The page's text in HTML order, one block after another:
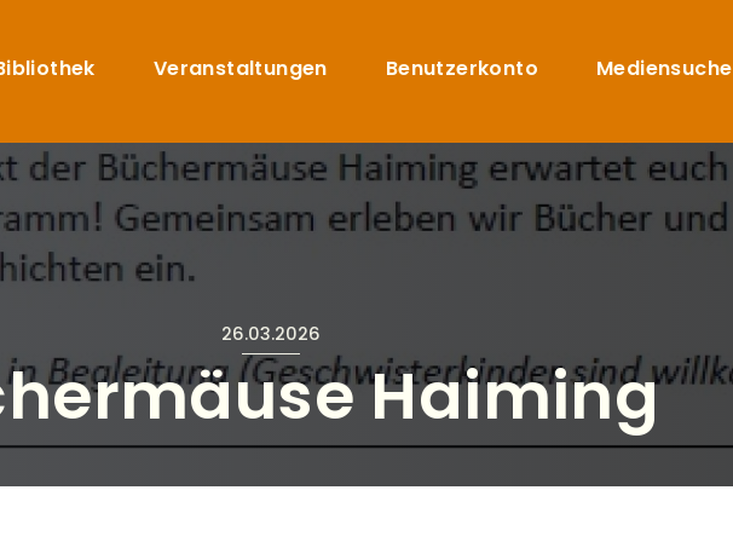
Veranstaltungen Benutzerkonto Mediensuche
26.03.2026
Haiming